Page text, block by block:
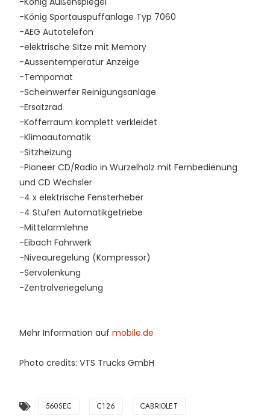
-König Sportauspuffanlage Typ 7060
-AEG Autotelefon
-elektrische Sitze mit Memory
-Aussentemperatur Anzeige
-Tempomat
-Scheinwerfer Reinigungsanlage
-Ersatzrad
-Kofferraum komplett verkleidet
-Klimaautomatik
-Sitzheizung
-Pioneer CD/Radio in Wurzelholz mit Fernbedienung
und CD Wechsler
-4 x elektrische Fensterheber
-4 Stufen Automatikgetriebe
-Mittelarmlehne
-Eibach Fahrwerk
-Niveauregelung (Kompressor)
-Servolenkung
-Zentralveriegelung
Mehr Information auf mobile.de
Photo credits: VTS Trucks GmbH
560SEC C126 CABRIOLET